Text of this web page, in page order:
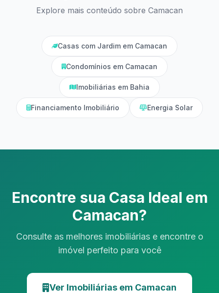
Explore mais conteúdo sobre Camacan
Casas com Jardim em Camacan
Condomínios em Camacan
Imobiliárias em Bahia
Financiamento Imobiliário Energia Solar
Encontre sua Casa Ideal em
Camacan?
Consulte as melhores imobiliárias e encontre o
imóvel perfeito para você
Ver Imobiliárias em Camacan